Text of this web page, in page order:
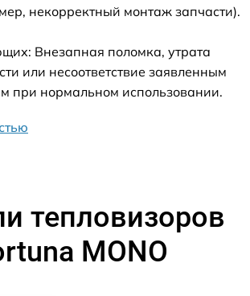
некорректный монтаж запчасти).
Внезапная поломка, утрата
или несоответствие заявленным
при нормальном использовании.
тепловизоров
MONO